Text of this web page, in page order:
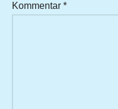
Kommentar *